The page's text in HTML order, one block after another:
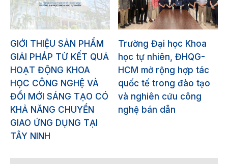
GIỚI THIỆU SẢN PHẨM
GIẢI PHÁP TỪ KẾT QUẢ
HOẠT ĐỘNG KHOA
HỌC CÔNG NGHỆ VÀ
ĐỔI MỚI SÁNG TẠO CÓ
KHẢ NĂNG CHUYỂN
GIAO ỨNG DỤNG TẠI
TÂY NINH
Trường Đại học Khoa
học tự nhiên, ĐHQG-
HCM mở rộng hợp tác
quốc tế trong đào tạo
và nghiên cứu công
nghệ bán dẫn